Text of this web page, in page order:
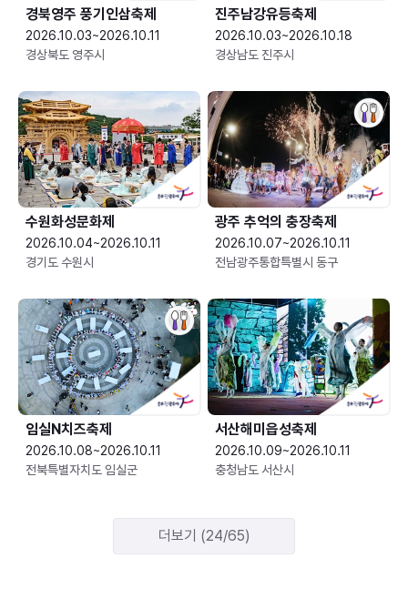
경북영주 풍기인삼축제
2026.10.03~2026.10.11
경상북도 영주시
진주남강유등축제
2026.10.03~2026.10.18
경상남도 진주시
수원화성문화제
2026.10.04~2026.10.11
경기도 수원시
광주 추억의 충장축제
2026.10.07~2026.10.11
전남광주통합특별시 동구
임실N치즈축제
2026.10.08~2026.10.11
전북특별자치도 임실군
서산해미읍성축제
2026.10.09~2026.10.11
충청남도 서산시
더보기 (24/65)